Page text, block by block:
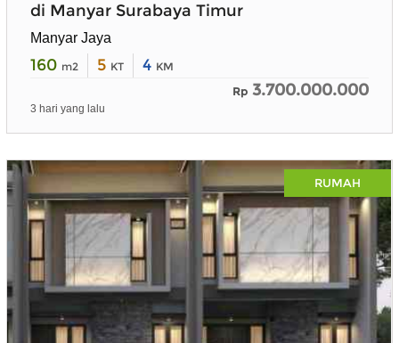
di Manyar Surabaya Timur
Manyar Jaya
160 m2 5 KT 4 KM
Rp 3.700.000.000
3 hari yang lalu
RUMAH